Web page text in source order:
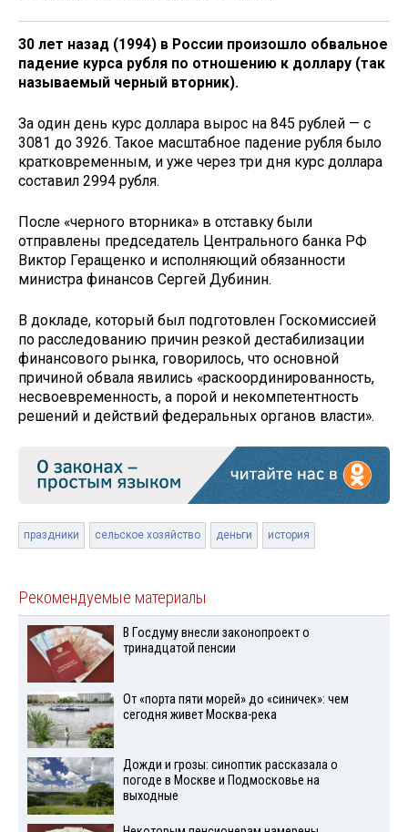
30 лет назад (1994) в России произошло обвальное
падение курса рубля по отношению к доллару (так
называемый черный вторник).
За один день курс доллара вырос на 845 рублей — с
3081 до 3926. Такое масштабное падение рубля было
кратковременным, и уже через три дня курс доллара
составил 2994 рубля.
После «черного вторника» в отставку были
отправлены председатель Центрального банка РФ
Виктор Геращенко и исполняющий обязанности
министра финансов Сергей Дубинин.
В докладе, который был подготовлен Госкомиссией
по расследованию причин резкой дестабилизации
финансового рынка, говорилось, что основной
причиной обвала явились «раскоординированность,
несвоевременность, а порой и некомпетентность
решений и действий федеральных органов власти».
праздники сельское хозяйство деньги история
Рекомендуемые материалы
В Госдуму внесли законопроект о
тринадцатой пенсии
От «порта пяти морей» до «синичек»: чем
сегодня живет Москва-река
Дожди и грозы: синоптик рассказала о
погоде в Москве и Подмосковье на
выходные